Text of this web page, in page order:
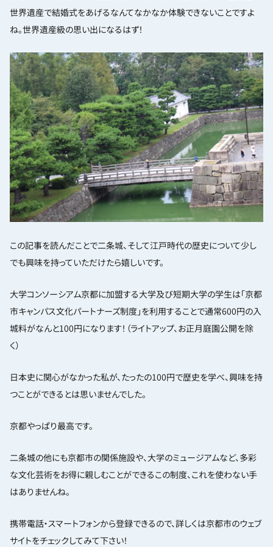
世界遺産で結婚式をあげるなんてなかなか体験できないことですよ
ね。世界遺産級の思い出になるはず！
この記事を読んだことで二条城、そして江戸時代の歴史について少し
でも興味を持っていただけたら嬉しいです。
大学コンソーシアム京都に加盟する大学及び短期大学の学生は「京都
市キャンパス文化パートナーズ制度」を利用することで通常600円の入
城料がなんと100円になります！（ライトアップ、お正月庭園公開を除
く）
日本史に関心がなかった私が、たったの100円で歴史を学べ、興味を持
つことができるとは思いませんでした。
京都やっぱり最高です。
二条城の他にも京都市の関係施設や、大学のミュージアムなど、多彩
な文化芸術をお得に親しむことができるこの制度、これを使わない手
はありませんね。
携帯電話・スマートフォンから登録できるので、詳しくは京都市のウェブ
サイトをチェックしてみて下さい！